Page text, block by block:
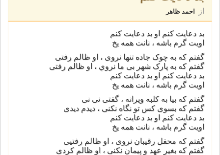
از احمد ظاهر
بد دعايت کنم او بد دعايت کنم
اويت گرم باشه ، نانت همه يخ
گفتم که به چوک جاده تنها نروی ، او ظالم رفتی
گفتم که به پارک شهر بی ما نروي ، او ظالم رفتی
بد دعايت کنم او بد دعايت کنم
اويت گرم باشه ، نانت همه يخ
گفتم که بيا به کلبه ويرانه ، گفتی نی نی
گفتم که بسوی کس تو نگاه نکنی ، ديدم ديدی
بد دعايت کنم او بد دعايت کنم
اويت گرم باشه ، نانت همه يخ
گفتم که محفل رقيبان نروی ، او ظالم رفتيی
گفتم که بغير عهد و پيمان نکنی ، او ظالم کردی